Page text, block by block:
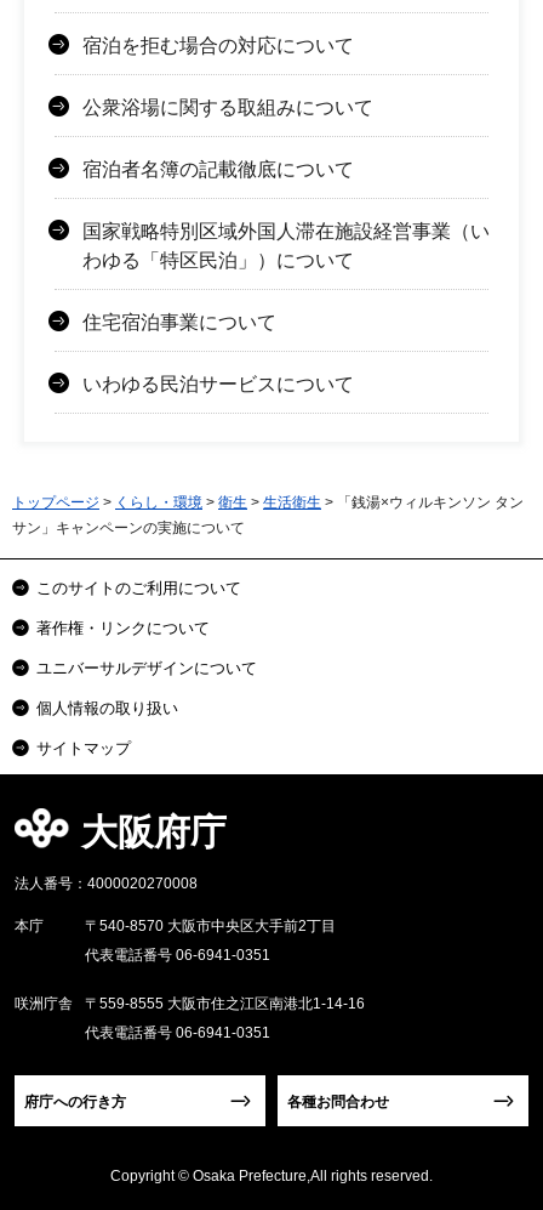
宿泊を拒む場合の対応について
公衆浴場に関する取組みについて
宿泊者名簿の記載徹底について
国家戦略特別区域外国人滞在施設経営事業（い
わゆる「特区民泊」）について
住宅宿泊事業について
いわゆる民泊サービスについて
トップページ > くらし・環境 > 衛生 > 生活衛生 > 「銭湯×ウィルキンソン タン
サン」キャンペーンの実施について
このサイトのご利用について
著作権・リンクについて
ユニバーサルデザインについて
個人情報の取り扱い
サイトマップ
大阪府庁
法人番号：4000020270008
本庁
〒540-8570 大阪市中央区大手前2丁目
代表電話番号 06-6941-0351
咲洲庁舎
〒559-8555 大阪市住之江区南港北1-14-16
代表電話番号 06-6941-0351
府庁への行き方 各種お問合わせ
Copyright © Osaka Prefecture,All rights reserved.